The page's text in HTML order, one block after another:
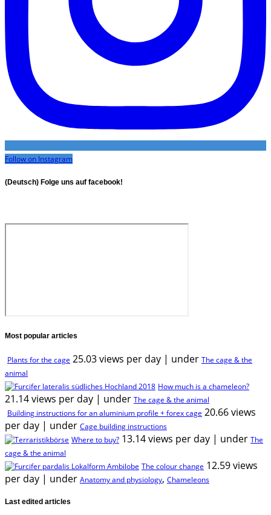
Follow on Instagram
(Deutsch) Folge uns auf facebook!
Most popular articles
Plants for the cage 25.03 views per day | under The cage & the
animal
How much is a chameleon?
21.14 views per day | under The cage & the animal
Building instructions for an aluminium profile + forex cage 20.66 views
per day | under Cage building instructions
Where to buy? 13.14 views per day | under The
cage & the animal
The colour change 12.59 views
per day | under Anatomy and physiology, Chameleons
Last edited articles